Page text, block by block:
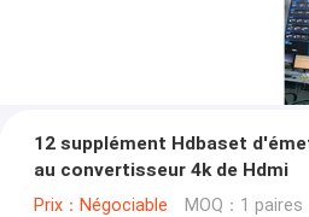
12 supplément Hdbaset
au convertisseur 4k de Hdmi
Prix：Négociable MOQ：1 paires